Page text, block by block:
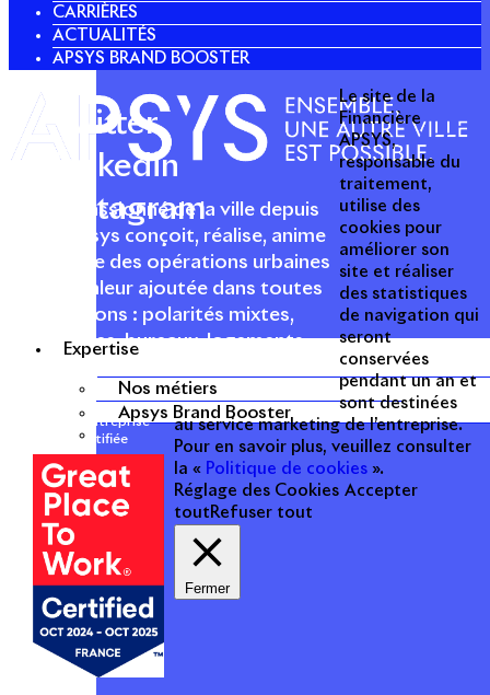
Expertise
Nos métiers
Apsys Brand Booster
CARRIÈRES
ACTUALITÉS
APSYS BRAND BOOSTER
Acteur passionné de la ville depuis
1996, Apsys conçoit, réalise, anime
et valorise des opérations urbaines
à forte valeur ajoutée dans toutes
les fonctions : polarités mixtes,
commerces, bureaux, logements,
Une entreprise
certifiée
Twitter
Linkedin
Instagram
Le site de la
Financière
APSYS,
responsable du
traitement,
utilise des
cookies pour
améliorer son
site et réaliser
des statistiques
de navigation qui
seront
conservées
pendant un an et
sont destinées
au service marketing de l’entreprise.
Pour en savoir plus, veuillez consulter
la « Politique de cookies ».
Réglage des Cookies Accepter
tout Refuser tout
Fermer